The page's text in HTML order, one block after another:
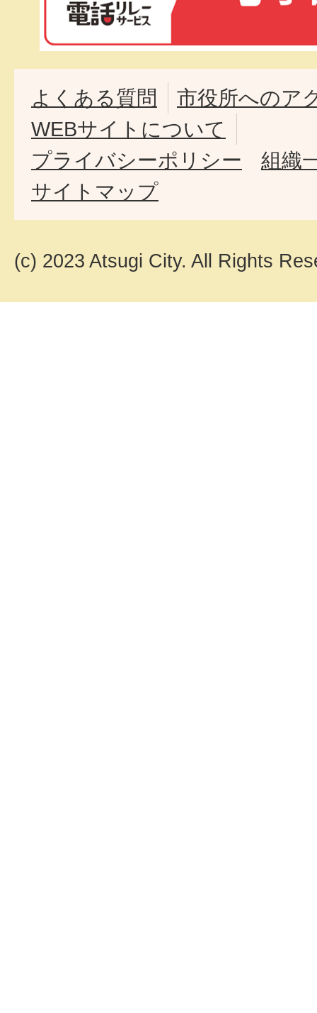
よくある質問
市役所へのア
WEBサイトについて
プライバシーポリシー
組織
サイトマップ
(c) 2023 Atsugi City. All Rights